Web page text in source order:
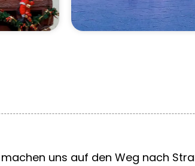
uns auf den Weg nach